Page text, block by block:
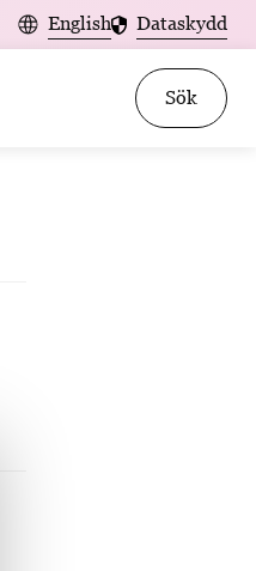
English Dataskydd
Sök